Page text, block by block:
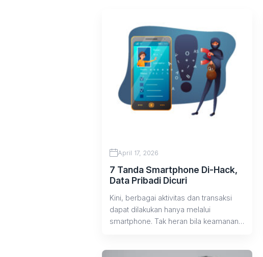
April 17, 2026
7 Tanda Smartphone Di-Hack,
Data Pribadi Dicuri
Kini, berbagai aktivitas dan transaksi
dapat dilakukan hanya melalui
smartphone. Tak heran bila keamanan